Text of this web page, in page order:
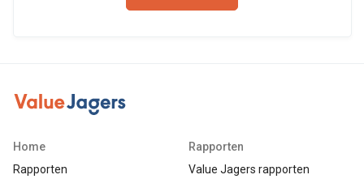
Home
Rapporten
Rapporten
Value Jagers rapporten